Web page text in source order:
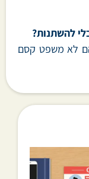
להשתנות?
לא משפט קסם